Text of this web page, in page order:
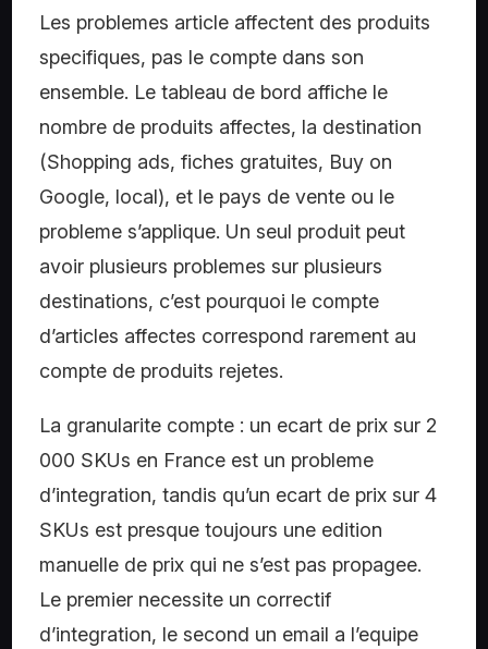
Les problemes article affectent des produits
specifiques, pas le compte dans son
ensemble. Le tableau de bord affiche le
nombre de produits affectes, la destination
(Shopping ads, fiches gratuites, Buy on
Google, local), et le pays de vente ou le
probleme s’applique. Un seul produit peut
avoir plusieurs problemes sur plusieurs
destinations, c’est pourquoi le compte
d’articles affectes correspond rarement au
compte de produits rejetes.
La granularite compte : un ecart de prix sur 2
000 SKUs en France est un probleme
d’integration, tandis qu’un ecart de prix sur 4
SKUs est presque toujours une edition
manuelle de prix qui ne s’est pas propagee.
Le premier necessite un correctif
d’integration, le second un email a l’equipe